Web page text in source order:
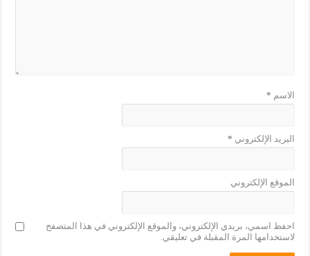
الاسم *
البريد الإلكتروني *
الموقع الإلكتروني
احفظ اسمي، بريدي الإلكتروني، والموقع الإلكتروني في هذا المتصفح
لاستخدامها المرة المقبلة في تعليقي.